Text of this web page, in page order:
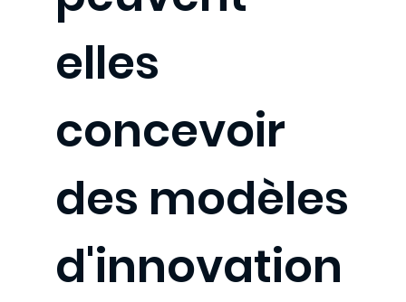
elles
concevoir
des modèles
d'innovation